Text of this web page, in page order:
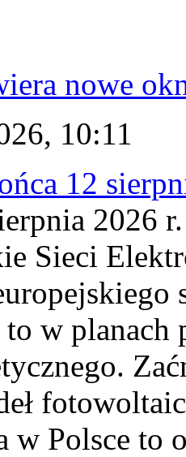
nowe
10:11
12
2026
Sieci
w planach
w Polsce to